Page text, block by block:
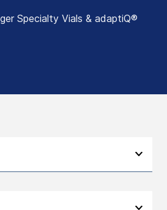
Specialty Vials & adaptiQ®